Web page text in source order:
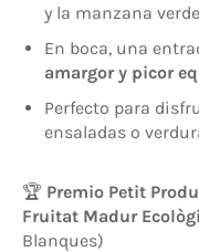
y la manzana
En boca, una
amargor y picor
Perfecto para
ensaladas o
🏆 Premio Petit
Fruitat Madur
Blanques)